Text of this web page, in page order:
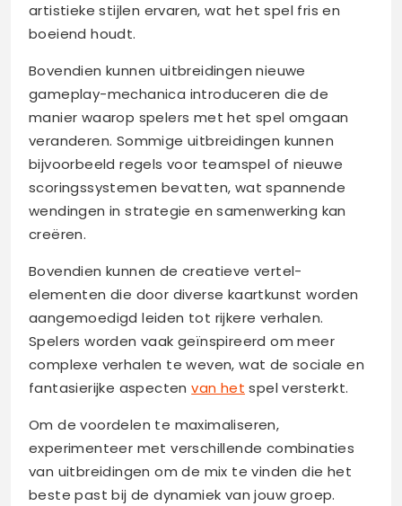
artistieke stijlen ervaren, wat het spel fris en
boeiend houdt.
Bovendien kunnen uitbreidingen nieuwe
gameplay-mechanica introduceren die de
manier waarop spelers met het spel omgaan
veranderen. Sommige uitbreidingen kunnen
bijvoorbeeld regels voor teamspel of nieuwe
scoringssystemen bevatten, wat spannende
wendingen in strategie en samenwerking kan
creëren.
Bovendien kunnen de creatieve vertel-
elementen die door diverse kaartkunst worden
aangemoedigd leiden tot rijkere verhalen.
Spelers worden vaak geïnspireerd om meer
complexe verhalen te weven, wat de sociale en
fantasierijke aspectenvan het spel versterkt.
Om de voordelen te maximaliseren,
experimenteer met verschillende combinaties
van uitbreidingen om de mix te vinden die het
beste past bij de dynamiek van jouw groep.